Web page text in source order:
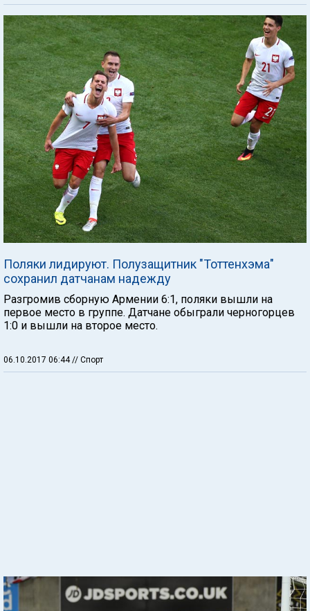
Поляки лидируют. Полузащитник "Тоттенхэма"
сохранил датчанам надежду
Разгромив сборную Армении 6:1, поляки вышли на
первое место в группе. Датчане обыграли черногорцев
1:0 и вышли на второе место.
06.10.2017 06:44 // Спорт